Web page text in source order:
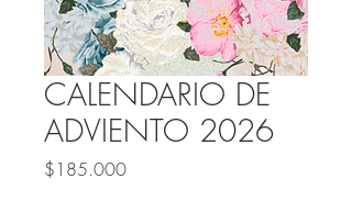
CALENDARIO DE
ADVIENTO 2026
$185.000Precio